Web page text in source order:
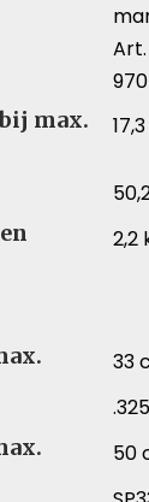
max.
2,2
33
50